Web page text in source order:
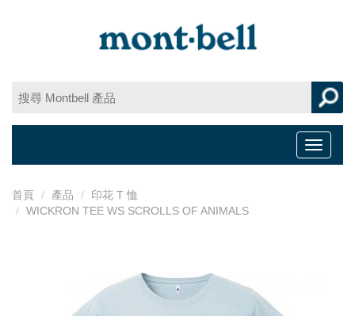
Toggle
首頁 產品
印花 T 恤
WICKRON TEE WS SCROLLS OF ANIMALS